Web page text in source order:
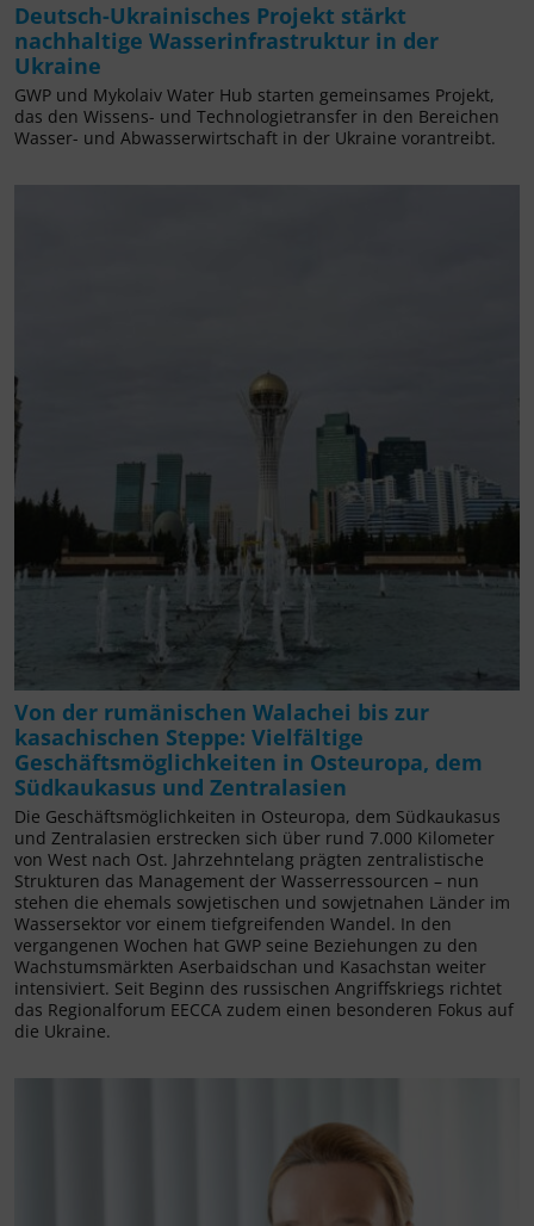
Deutsch-Ukrainisches Projekt stärkt
nachhaltige Wasserinfrastruktur in der
Ukraine
GWP und Mykolaiv Water Hub starten gemeinsames Projekt,
das den Wissens- und Technologietransfer in den Bereichen
Wasser- und Abwasserwirtschaft in der Ukraine vorantreibt.
Von der rumänischen Walachei bis zur
kasachischen Steppe: Vielfältige
Geschäftsmöglichkeiten in Osteuropa, dem
Südkaukasus und Zentralasien
Die Geschäftsmöglichkeiten in Osteuropa, dem Südkaukasus
und Zentralasien erstrecken sich über rund 7.000 Kilometer
von West nach Ost. Jahrzehntelang prägten zentralistische
Strukturen das Management der Wasserressourcen – nun
stehen die ehemals sowjetischen und sowjetnahen Länder im
Wassersektor vor einem tiefgreifenden Wandel. In den
vergangenen Wochen hat GWP seine Beziehungen zu den
Wachstumsmärkten Aserbaidschan und Kasachstan weiter
intensiviert. Seit Beginn des russischen Angriffskriegs richtet
das Regionalforum EECCA zudem einen besonderen Fokus auf
die Ukraine.